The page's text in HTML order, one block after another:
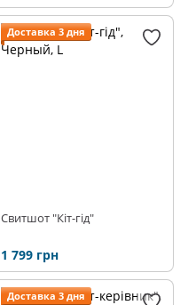
Доставка 3 дня
Свитшот "Кіт-гід"
1 799 грн
Доставка 3 дня